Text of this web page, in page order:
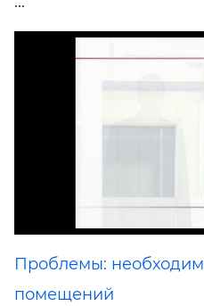
Проблемы:
помещений